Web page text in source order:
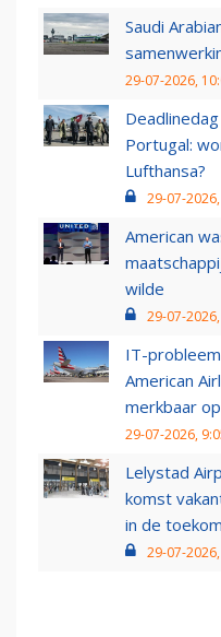
Saudi
29-07-2026,
Portugal:
Lufthansa?
29-07-
American
wilde
29-07-2026,
IT-
American
merkbaar
29-07-2026,
Lelystad
komst
in de
29-07-